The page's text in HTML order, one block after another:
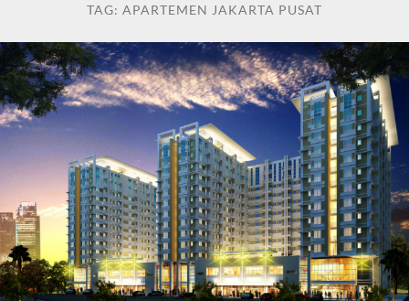
TAG: APARTEMEN JAKARTA PUSAT